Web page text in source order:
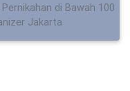
di Bawah 100
Jakarta